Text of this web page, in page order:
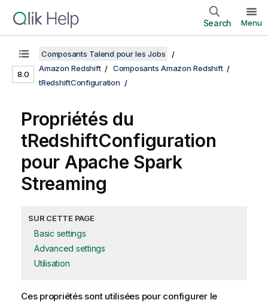
Search Menu
8.0
Composants Talend pour les Jobs
Amazon Redshift
Composants Amazon Redshift
tRedshiftConfiguration
Propriétés du
tRedshiftConfiguration
pour Apache Spark
Streaming
SUR CETTE PAGE
Basic settings
Advanced settings
Utilisation
Ces propriétés sont utilisées pour configurer le